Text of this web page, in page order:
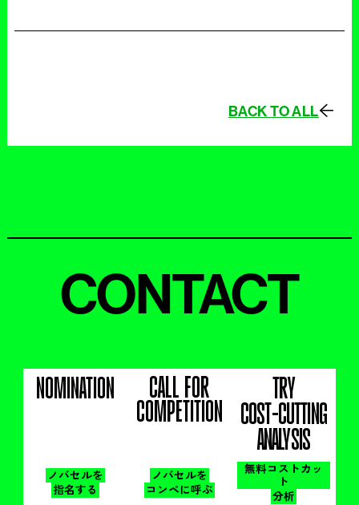
BACK TO ALL
CONTACT
NOMINATION
ノバセルを
指名する
CALL FOR
COMPETITION
ノバセルを
コンペに呼ぶ
TRY
COST-CUTTING
ANALYSIS
無料コストカッ
ト
分析